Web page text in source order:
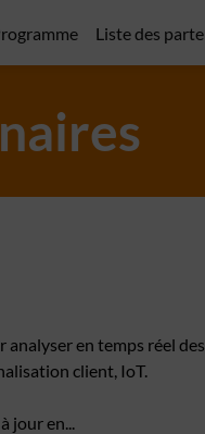
Liste des
analyser en temps réel
client, IoT.
en...